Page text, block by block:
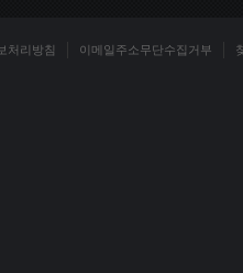
처리방침 이메일주소무단수집거부